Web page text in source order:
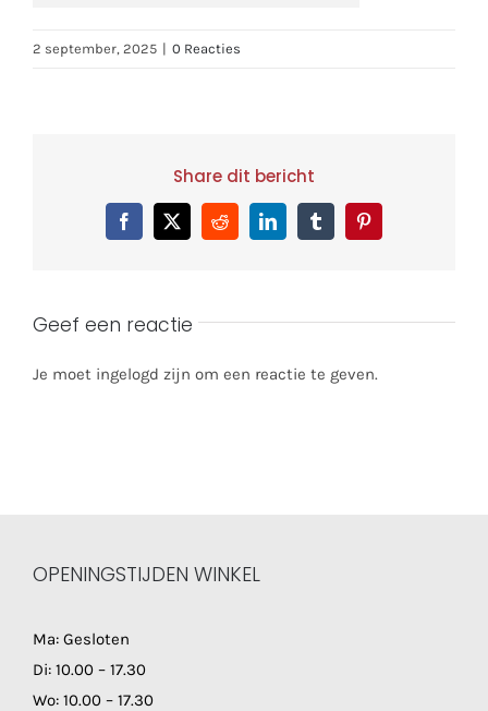
2 september, 2025 | 0 Reacties
Share dit bericht
Facebook
X RedditLinkedInTumblrPinterest
Geef een reactie
Je moet ingelogd zijn om een reactie te geven.
OPENINGSTIJDEN WINKEL
Ma: Gesloten
Di: 10.00 – 17.30
Wo: 10.00 – 17.30